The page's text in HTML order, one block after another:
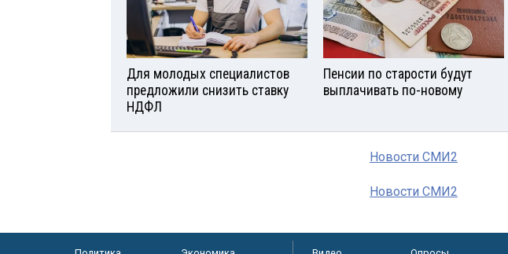
Для молодых специалистов
предложили снизить ставку
НДФЛ
Пенсии по старости будут
выплачивать по-новому
Новости СМИ2
Новости СМИ2